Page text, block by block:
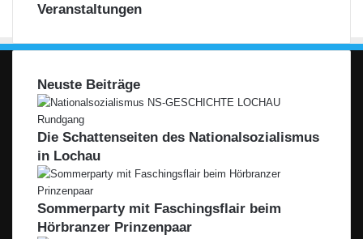
Region
Veranstaltungen
Neuste Beiträge
Die Schattenseiten des Nationalsozialismus
in Lochau
Sommerparty mit Faschingsflair beim
Hörbranzer Prinzenpaar